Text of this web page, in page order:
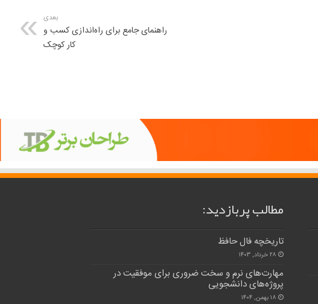
بعدی
راهنمای جامع برای راه‌اندازی کسب و
کار کوچک
مطالب پربازدید:
تاریخچه فال حافظ
۲۸ خرداد, ۱۴۰۳
مهارت‌های نرم و سخت ضروری برای موفقیت در
پروژه‌های دانشجویی
۱۸ بهمن, ۱۴۰۴